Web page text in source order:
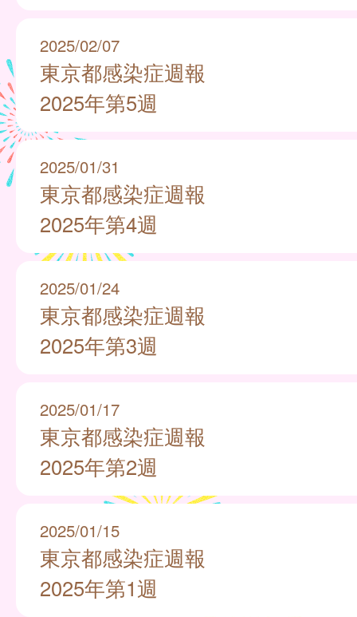
2025/02/07
東京都感染症週報
2025年第5週
2025/01/31
東京都感染症週報
2025年第4週
2025/01/24
東京都感染症週報
2025年第3週
2025/01/17
東京都感染症週報
2025年第2週
2025/01/15
東京都感染症週報
2025年第1週